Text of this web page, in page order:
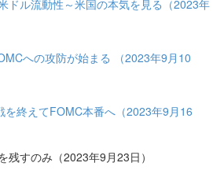
ドル流動性～米国の本気を見る（2023年
への攻防が始まる （2023年9月10
終えてFOMC本番へ（2023年9月16
残すのみ（2023年9月23日）